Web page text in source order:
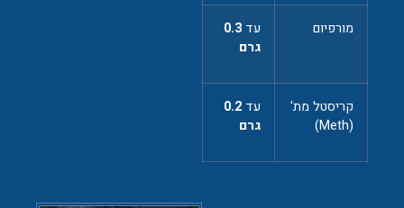
מורפיום עד 0.3
גרם
קריסטל מת'
(Meth)
עד 0.2
גרם